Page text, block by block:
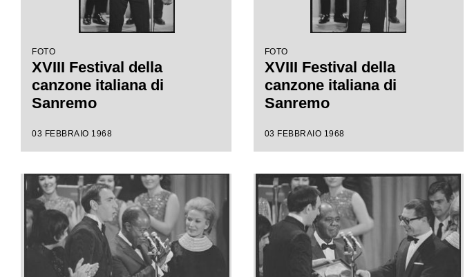
FOTO
XVIII Festival della
canzone italiana di
Sanremo
03 FEBBRAIO 1968
FOTO
XVIII Festival della
canzone italiana di
Sanremo
03 FEBBRAIO 1968